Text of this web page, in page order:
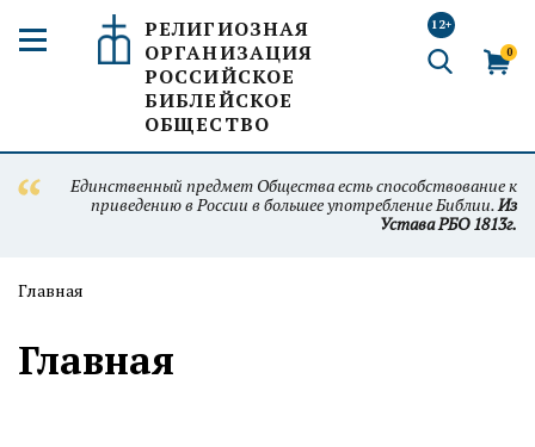
РЕЛИГИОЗНАЯ
ОРГАНИЗАЦИЯ
РОССИЙСКОЕ
БИБЛЕЙСКОЕ
ОБЩЕСТВО
12+
0
Единственный предмет Общества есть способствование к
приведению в России в большее употребление Библии.Из
Устава РБО 1813г.
Главная
Главная